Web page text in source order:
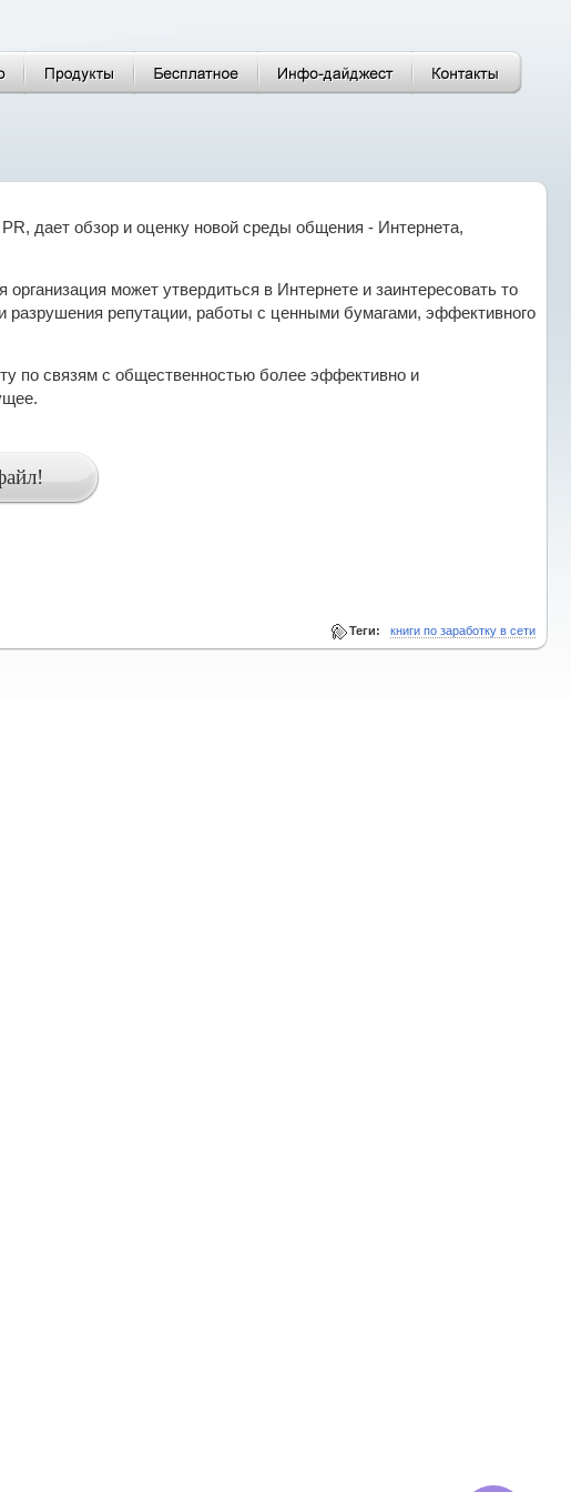
дает обзор и оценку новой среды общения - Интернета,
может утвердиться в Интернете и заинтересовать то
разрушения репутации, работы с ценными бумагами, эффективного
по связям с общественностью более эффективно и
Теги: книги по заработку в сети